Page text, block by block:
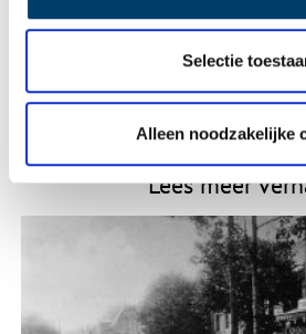
Selectie
Alleen noodzakelijke
Lees meer